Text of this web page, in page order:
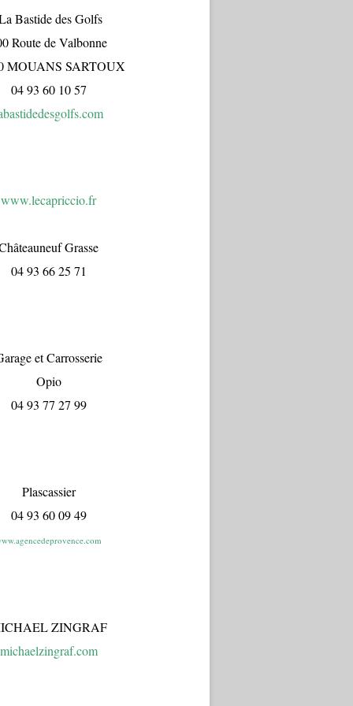
Bastide des Golfs
Route de Valbonne
MOUANS SARTOUX
04 93 60 10 57
www.lecapriccio.fr
Grasse
04 93 66 25 71
et Carrosserie
Opio
04 93 77 27 99
Plascassier
04 93 60 09 49
ZINGRAF
michaelzingraf.com